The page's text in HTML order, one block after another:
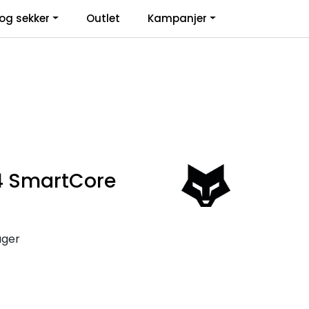
Infosenter Favoritter Logg inn
sekker Outlet Kampanjer
SmartCore